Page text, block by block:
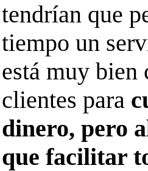
tendrían que
tiempo un
está muy bien
clientes para
dinero, pero
que facilitar